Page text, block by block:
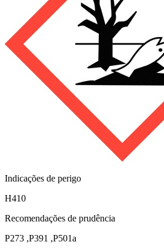
Indicações de perigo
H410
Recomendações de prudência
P273 ,P391 ,P501a